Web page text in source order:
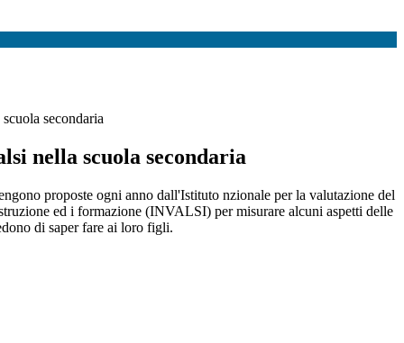
secondaria
nella scuola secondaria
proposte ogni anno dall'Istituto nzionale per la valutazione del
ed i formazione (INVALSI) permisurare alcuni aspetti delle
di saper fare ai loro figli.